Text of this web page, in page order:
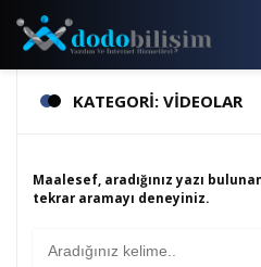
KATEGORİ: VİDEOLAR
Maalesef, aradığınız yazı
tekrar aramayı deneyiniz.